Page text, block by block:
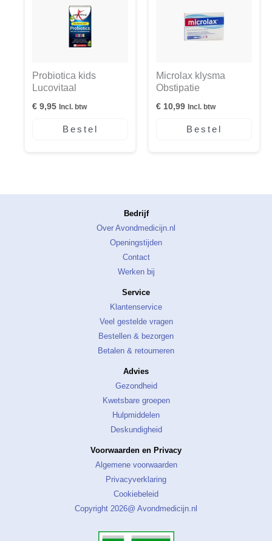
Probiotica kids
Lucovitaal
€ 9,95 Incl. btw
Bestel
Microlax klysma
Obstipatie
€ 10,99 Incl. btw
Bestel
Bedrijf
Over Avondmedicijn.nl
Openingstijden
Contact
Werken bij
Service
Klantenservice
Veel gestelde vragen
Bestellen & bezorgen
Betalen & retourneren
Advies
Gezondheid
Kwetsbare groepen
Hulpmiddelen
Deskundigheid
Voorwaarden en Privacy
Algemene voorwaarden
Privacyverklaring
Cookiebeleid
Copyright 2026@ Avondmedicijn.nl